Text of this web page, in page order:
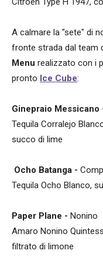
A calmare la "sete" di
fronte strada dal team
Menu realizzato con i
pronto Ice Cube:
Ginepraio Messicano
Tequila Corralejo
succo di lime
Ocho Batanga -
Tequila Ocho Blanco,
Paper Plane - Nonino
Amaro Nonino
filtrato di limone